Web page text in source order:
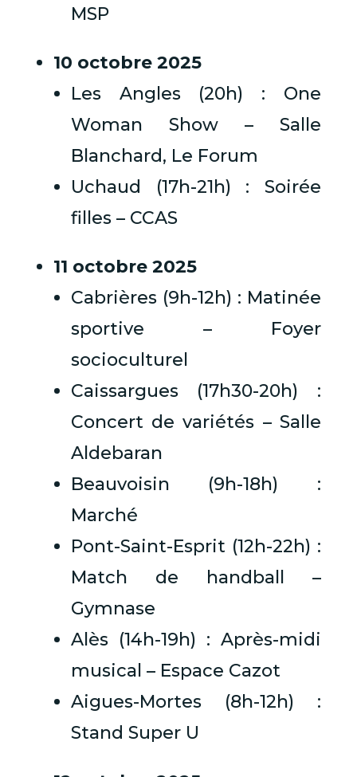
MSP
10 octobre 2025
Les Angles (20h) : One
Woman Show – Salle
Blanchard, Le Forum
Uchaud (17h-21h) : Soirée
filles – CCAS
11 octobre 2025
Cabrières (9h-12h) : Matinée
sportive – Foyer
socioculturel
Caissargues (17h30-20h) :
Concert de variétés – Salle
Aldebaran
Beauvoisin (9h-18h) :
Marché
Pont-Saint-Esprit (12h-22h) :
Match de handball –
Gymnase
Alès (14h-19h) : Après-midi
musical – Espace Cazot
Aigues-Mortes (8h-12h) :
Stand Super U